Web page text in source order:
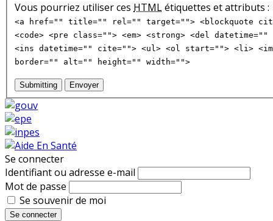
Vous pourriez utiliser ces HTMLétiquettes et attributs :
<a href="" title="" rel="" target=""> <blockquote
<code> <pre class=""> <em> <strong> <del
<ins datetime="" cite=""> <ul> <ol start=""> <li>
border="" alt="" height="" width="">
Submitting Envoyer
Se connecter
Identifiant ou adresse e-mail
Mot de passe
Se souvenir de moi
Se connecter